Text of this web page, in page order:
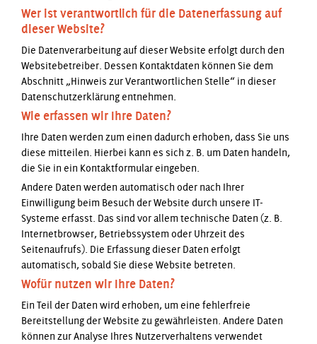
Wer ist verantwortlich für die Datenerfassung auf
dieser Website?
Die Datenverarbeitung auf dieser Website erfolgt durch den
Websitebetreiber. Dessen Kontaktdaten können Sie dem
Abschnitt „Hinweis zur Verantwortlichen Stelle“ in dieser
Datenschutzerklärung entnehmen.
Wie erfassen wir Ihre Daten?
Ihre Daten werden zum einen dadurch erhoben, dass Sie uns
diese mitteilen. Hierbei kann es sich z. B. um Daten handeln,
die Sie in ein Kontaktformular eingeben.
Andere Daten werden automatisch oder nach Ihrer
Einwilligung beim Besuch der Website durch unsere IT-
Systeme erfasst. Das sind vor allem technische Daten (z. B.
Internetbrowser, Betriebssystem oder Uhrzeit des
Seitenaufrufs). Die Erfassung dieser Daten erfolgt
automatisch, sobald Sie diese Website betreten.
Wofür nutzen wir Ihre Daten?
Ein Teil der Daten wird erhoben, um eine fehlerfreie
Bereitstellung der Website zu gewährleisten. Andere Daten
können zur Analyse Ihres Nutzerverhaltens verwendet